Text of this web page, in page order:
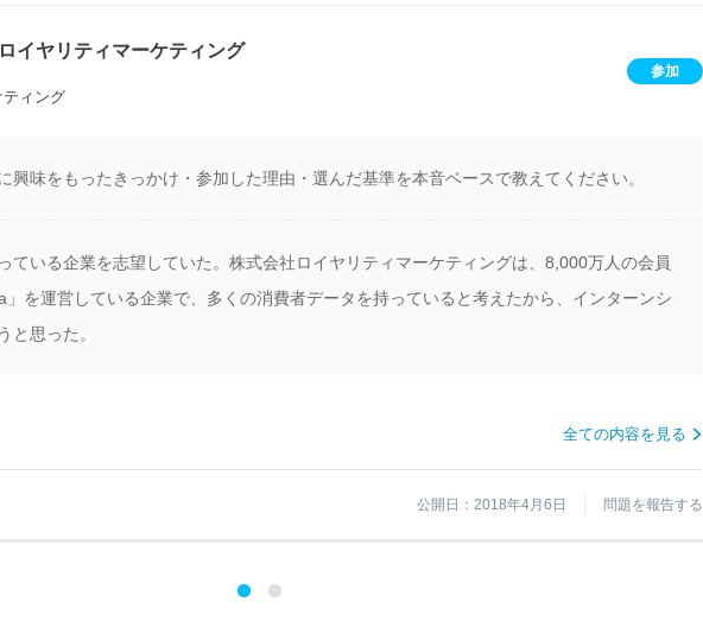
イヤリティマーケティング
ィング
参加
興味をもったきっかけ・参加した理由・選んだ基準を本音ベースで教えてください。
ている企業を志望していた。株式会社ロイヤリティマーケティングは、8,000万人の会員
」を運営している企業で、多くの消費者データを持っていると考えたから、インターンシ
と思った。
全ての内容を見る
公開日：2018年4月6日 問題を報告する